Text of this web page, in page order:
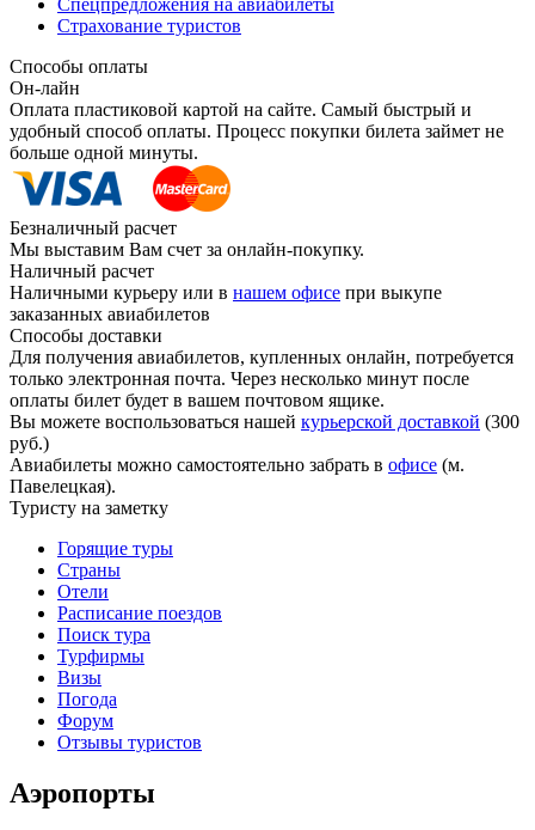
Страхование туристов
Способы оплаты
Он-лайн
Оплата пластиковой картой на сайте. Самый быстрый и
удобный способ оплаты. Процесс покупки билета займет не
больше одной минуты.
Безналичный расчет
Мы выставим Вам счет за онлайн-покупку.
Наличный расчет
Наличными курьеру или в нашем офисе при выкупе
заказанных авиабилетов
Способы доставки
Для получения авиабилетов, купленных онлайн, потребуется
только электронная почта. Через несколько минут после
оплаты билет будет в вашем почтовом ящике.
Вы можете воспользоваться нашей курьерской доставкой (300
руб.)
Авиабилеты можно самостоятельно забрать в офисе (м.
Павелецкая).
Туристу на заметку
Горящие туры
Страны
Отели
Расписание поездов
Поиск тура
Турфирмы
Визы
Погода
Форум
Отзывы туристов
Аэропорты